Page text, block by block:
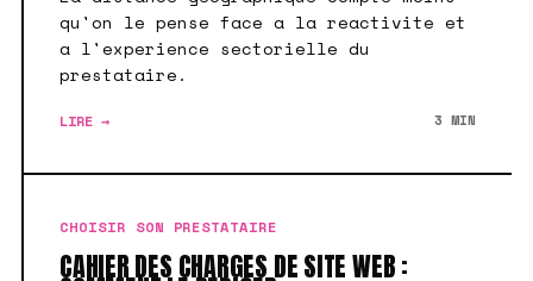
qu'on le pense face a la reactivite et
a l'experience sectorielle du
prestataire.
LIRE → 3 MIN
CHOISIR SON PRESTATAIRE
CAHIER DES CHARGES DE SITE WEB :